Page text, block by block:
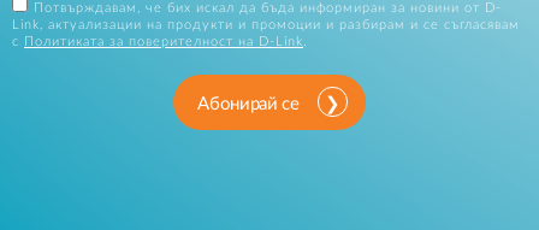
Потвърждавам, че бих искал да бъда информиран за новини от D-
Link, актуализации на продукти и промоции и разбирам и се съгласявам
с
Политиката за поверителност на D-Link
Абонирай се